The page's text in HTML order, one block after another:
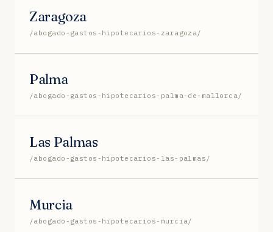
Zaragoza
/abogado-gastos-hipotecarios-zaragoza/
Palma
/abogado-gastos-hipotecarios-palma-de-mallorca/
Las Palmas
/abogado-gastos-hipotecarios-las-palmas/
Murcia
/abogado-gastos-hipotecarios-murcia/